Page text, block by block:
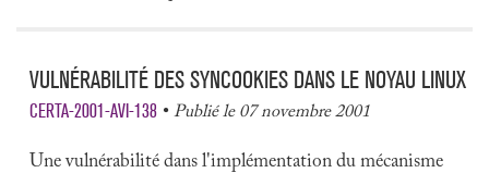
VULNÉRABILITÉ DES SYNCOOKIES DANS LE NOYAU LINUX
CERTA-2001-AVI-138 Publié le 07 novembre 2001
Une vulnérabilité dans l'implémentation du mécanisme